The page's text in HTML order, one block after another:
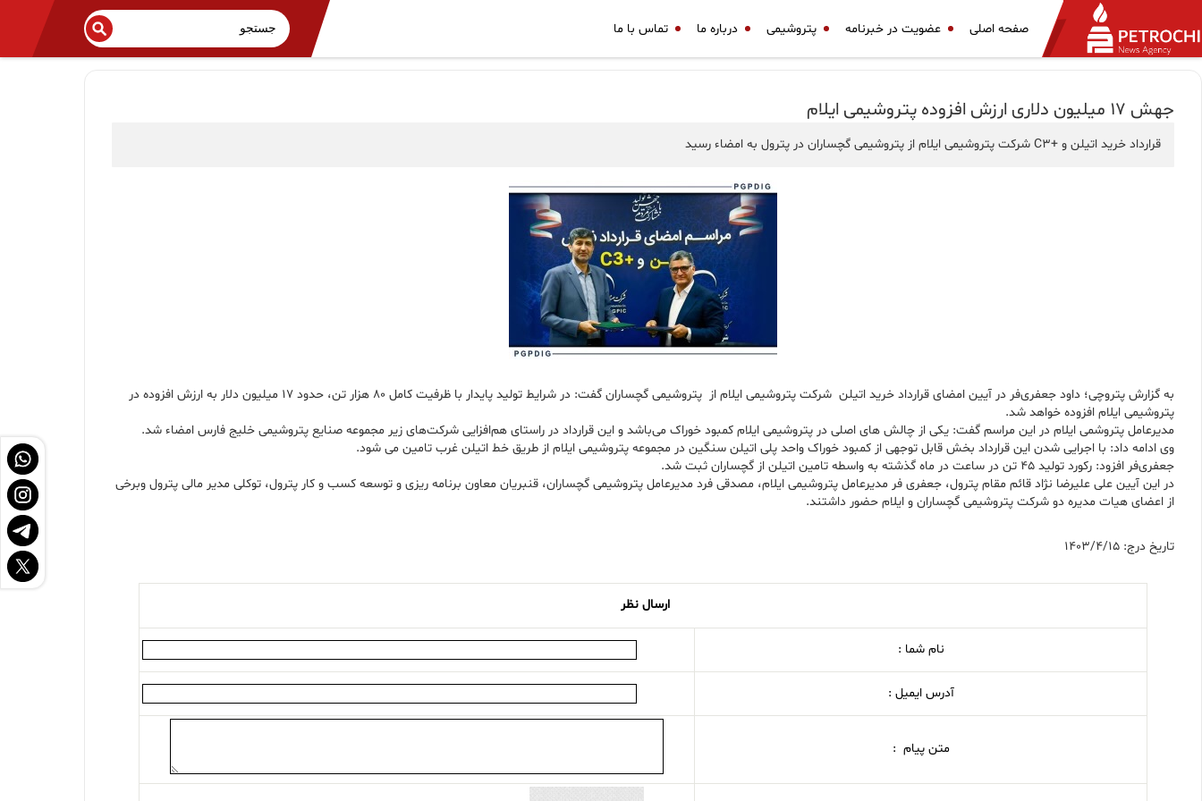
صفحه اصلی عضویت در خبرنامه پتروشیمی درباره ما تماس با ما
جهش ۱۷ میلیون دلاری ارزش افزوده پتروشیمی ایلام
قرارداد خرید اتیلن و +C3 شرکت پتروشیمی ایلام از پتروشیمی گچساران در پترول به امضاء رسید
به گزارش پتروچی؛ داود جعفری‌فر در آیین امضای قرارداد خرید اتیلن شرکت پتروشیمی ایلام از پتروشیمی گچساران گفت: در شرایط تولید پایدار با ظرفیت کامل 80 هزار تن، حدود 17 میلیون دلار به ارزش افزوده در
پتروشیمی ایلام افزوده خواهد شد.
مدیرعامل پتروشمی ایلام در این مراسم گفت: یکی از چالش های اصلی در پتروشیمی ایلام کمبود خوراک می‌باشد و این قرارداد در راستای هم‌افزایی شرکت‌های زیر مجموعه صنایع پتروشیمی خلیج فارس امضاء شد.
وی ادامه داد: با اجرایی شدن این قرارداد بخش قابل توجهی از کمبود خوراک واحد پلی اتیلن سنگین در مجموعه پتروشیمی ایلام از طریق خط اتیلن غرب تامین می شود.
جعفری‌فر افزود: رکورد تولید 45 تن در ساعت در ماه گذشته به واسطه تامین اتیلن از گچساران ثبت شد.
در این آیین علی علیرضا نژاد قائم مقام پترول، جعفری فر مدیرعامل پتروشیمی ایلام، مصدقی فرد مدیرعامل پتروشیمی گچساران، قنبریان معاون برنامه ریزی و توسعه کسب و کار پترول، توکلی مدیر مالی پترول وبرخی
از اعضای هیات مدیره دو شرکت پتروشیمی گچساران و ایلام حضور داشتند.
تاریخ درج: 1403/4/15
ارسال نظر
نام شما :
آدرس ایمیل :
متن پیام :